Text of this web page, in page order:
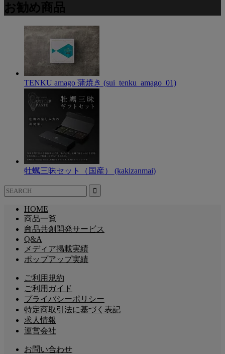
お勧め商品
TENKU amago 蒲焼き (sui_tenku_amago_01)
牡蠣三昧セット（国産） (kakizanmai)
HOME
商品一覧
商品共創開発サービス
Q&A
メディア掲載実績
ポップアップ実績
ご利用規約
ご利用ガイド
プライバシーポリシー
特定商取引法に基づく表記
求人情報
運営会社
お問い合わせ